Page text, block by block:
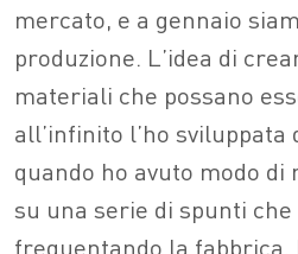
mercato, e a gennaio
produzione. L’idea di
materiali che possano
all’infinito l’ho
quando ho avuto modo
su una serie di spunti
frequentando la fabbrica.